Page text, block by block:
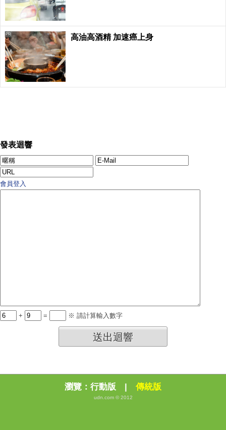
高油高酒精 加速癌上身
PR
發表迴響
會員登入
+ = ※ 請計算輸入數字
送出迴響
瀏覽： 行動版 | 傳統版
udn.com © 2012